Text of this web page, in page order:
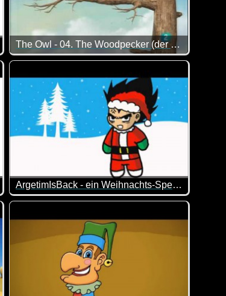
allerlei. Richtig klasse gemacht.
sicherlich auch nicht träumen lassen ;-)
wenn sich mein leckerer Braten derartig
The Owl - 04. The Woodpecker (der Specht)
Wieder eine nette Folge...
anders ;-)bis es Fressen gibt. Typisch. Dass Simon
ArgetimIsBack - ein Weihnachts-Special
Er ist ein richtiger Fan von Weihnachten...